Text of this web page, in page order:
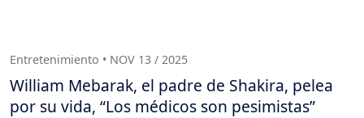
Entretenimiento • NOV 13 / 2025
William Mebarak, el padre de Shakira, pelea
por su vida, “Los médicos son pesimistas”